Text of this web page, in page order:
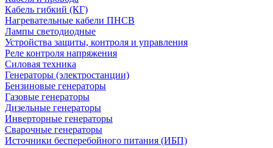
Кабель гибкий (КГ)
Нагревательные кабели ПНСВ
Лампы светодиодные
Устройства защиты, контроля и управления
Реле контроля напряжения
Силовая техника
Генераторы (электростанции)
Бензиновые генераторы
Газовые генераторы
Дизельные генераторы
Инверторные генераторы
Сварочные генераторы
Источники бесперебойного питания (ИБП)